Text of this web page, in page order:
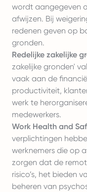
wordt aangegeven
afwijzen. Bij
redenen geven op
gronden.
Redelijke zakelijke
zakelijke gronden'
vaak aan de
productiviteit,
werk te
medewerkers.
Work Health and
verplichtingen
werknemers die op
zorgen dat de
risico’s, het bieden
beheren van